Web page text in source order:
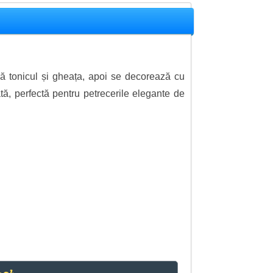
tonicul și gheața, apoi se decorează cu
perfectă pentru petrecerile elegante de